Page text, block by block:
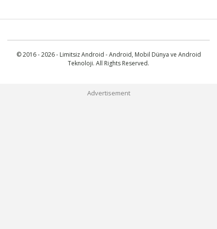
© 2016 - 2026 - Limitsiz Android - Android, Mobil Dünya ve Android
Teknoloji. All Rights Reserved.
Advertisement